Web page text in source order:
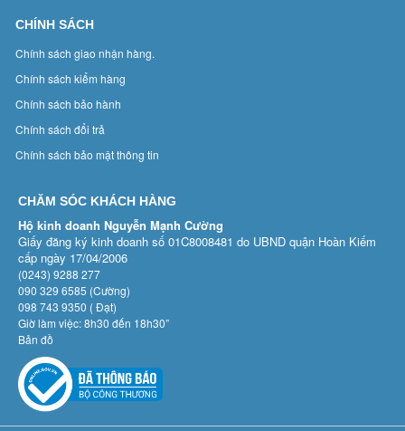
CHÍNH SÁCH
Chính sách giao nhận hàng.
Chính sách kiểm hàng
Chính sách bảo hành
Chính sách đổi trả
Chính sách bảo mật thông tin
CHĂM SÓC KHÁCH HÀNG
Hộ kinh doanh Nguyễn Mạnh Cường
Giấy đăng ký kinh doanh số 01C8008481 do UBND quận Hoàn Kiếm
cấp ngày 17/04/2006
(0243) 9288 277
090 329 6585 (Cường)
098 743 9350 ( Đạt)
Giờ làm việc: 8h30 đến 18h30”
Bản đồ